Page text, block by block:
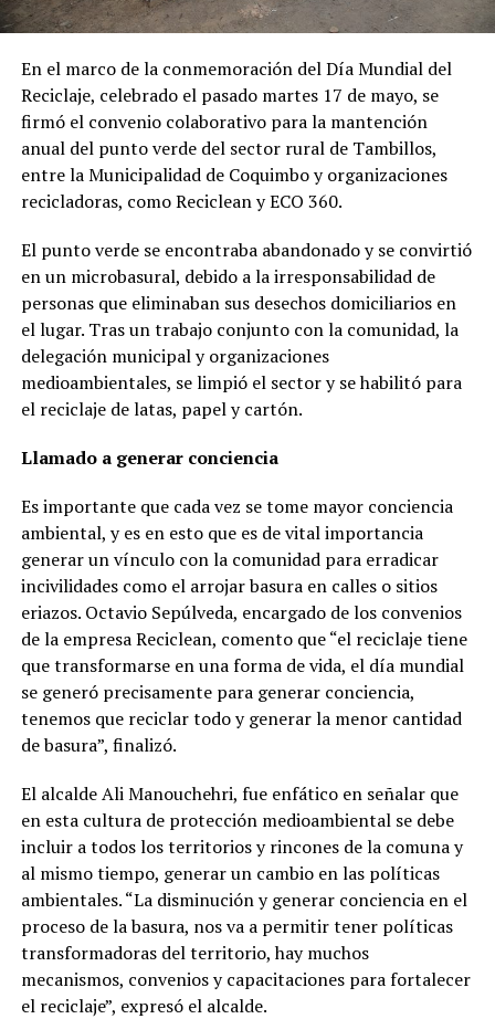
En el marco de la conmemoración del Día Mundial del
Reciclaje, celebrado el pasado martes 17 de mayo, se
firmó el convenio colaborativo para la mantención
anual del punto verde del sector rural de Tambillos,
entre la Municipalidad de Coquimbo y organizaciones
recicladoras, como Reciclean y ECO 360.
El punto verde se encontraba abandonado y se convirtió
en un microbasural, debido a la irresponsabilidad de
personas que eliminaban sus desechos domiciliarios en
el lugar. Tras un trabajo conjunto con la comunidad, la
delegación municipal y organizaciones
medioambientales, se limpió el sector y se habilitó para
el reciclaje de latas, papel y cartón.
Llamado a generar conciencia
Es importante que cada vez se tome mayor conciencia
ambiental, y es en esto que es de vital importancia
generar un vínculo con la comunidad para erradicar
incivilidades como el arrojar basura en calles o sitios
eriazos. Octavio Sepúlveda, encargado de los convenios
de la empresa Reciclean, comento que “el reciclaje tiene
que transformarse en una forma de vida, el día mundial
se generó precisamente para generar conciencia,
tenemos que reciclar todo y generar la menor cantidad
de basura”, finalizó.
El alcalde Ali Manouchehri, fue enfático en señalar que
en esta cultura de protección medioambiental se debe
incluir a todos los territorios y rincones de la comuna y
al mismo tiempo, generar un cambio en las políticas
ambientales. “La disminución y generar conciencia en el
proceso de la basura, nos va a permitir tener políticas
transformadoras del territorio, hay muchos
mecanismos, convenios y capacitaciones para fortalecer
el reciclaje”, expresó el alcalde.